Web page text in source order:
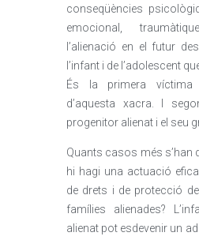
conseqüències
emocional,
l’alienació en el futur
l’infant i de l’adolescent
És la primera víctima
d’aquesta xacra. I
progenitor alienat i el seu
Quants casos més s’han
hi hagi una actuació
de drets i de protecció
famílies alienades?
alienat pot esdevenir un